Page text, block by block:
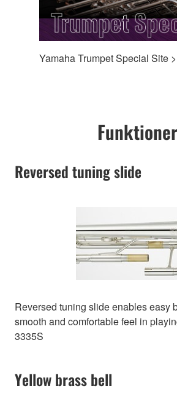
Yamaha Trumpet Special Site >
Funktioner
Reversed tuning slide
Reversed tuning slide enables easy
smooth and comfortable feel in
3335S
Yellow brass bell